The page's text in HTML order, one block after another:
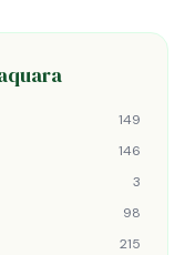
149
146
3
98
215